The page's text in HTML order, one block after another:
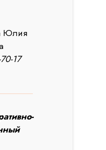
Юлия
17